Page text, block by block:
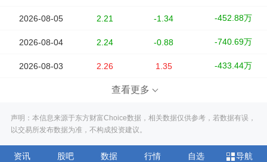
2026-08-05 2.21 -1.34 -452.88万
2026-08-04 2.24 -0.88 -740.69万
2026-08-03 2.26 1.35 -433.44万
查看更多
声明：本信息来源于东方财富Choice数据，相关数据仅供参考，若数据有误，
以交易所发布数据为准，不构成投资建议。
资讯 股吧 数据 行情 自选 导航